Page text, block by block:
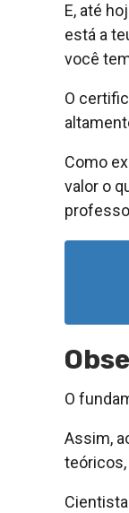
E, até
está a
você
O
Como
valor o
O
Assim,
teóricos,